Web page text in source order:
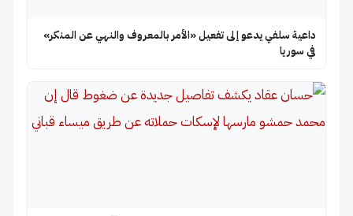
داعية سلفي يدعو إلى تفعيل «الأمر بالمعروف والنهي عن المنكر»
في سوريا